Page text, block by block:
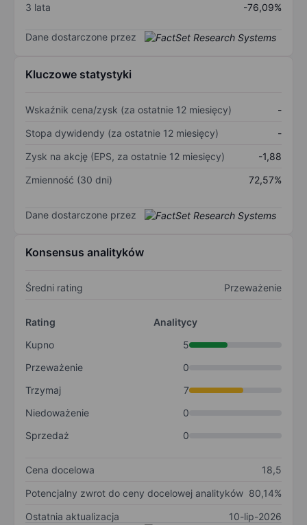
3 lata
-76,09%
Dane dostarczone przez
Kluczowe statystyki
Wskaźnik cena/zysk (za ostatnie 12 miesięcy)
-
Stopa dywidendy (za ostatnie 12 miesięcy)
-
Zysk na akcję (EPS, za ostatnie 12 miesięcy)
-1,88
Zmienność (30 dni)
72,57%
Dane dostarczone przez
Konsensus analityków
Średni rating Przeważenie
Rating
Analitycy
Kupno
5
Przeważenie
0
Trzymaj
7
Niedoważenie
0
Sprzedaż
0
Cena docelowa
18,5
Potencjalny zwrot do ceny docelowej analityków 80,14%
Ostatnia aktualizacja
10-lip-2026